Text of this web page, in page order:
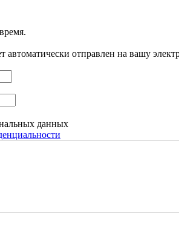
автоматически отправлен на вашу
данных